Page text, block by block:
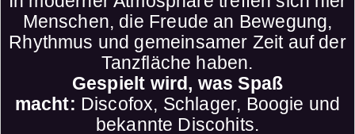
Menschen, die Freude an Bewegung,
Rhythmus und gemeinsamer Zeit auf der
Tanzfläche haben.
Gespielt wird, was Spaß
macht: Discofox, Schlager, Boogie und
bekannte Discohits.